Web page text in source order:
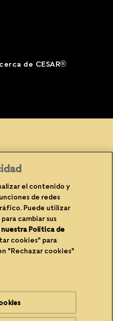
de CESAR®
(opens in new window)
con nosotros
(opens in new window)
new window)de cookies
España y sus filiales.© 2026
el contenido y
de redes
Puede utilizar
cambiar sus
nuestra Política de
cookies" para
"Rechazar cookies"